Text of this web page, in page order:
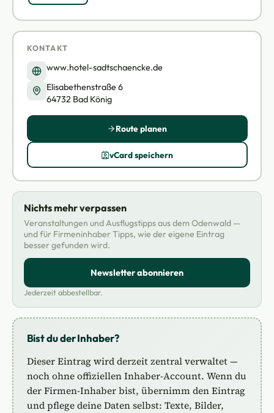
Bist du der Inhaber?
Dieser Eintrag wird derzeit zentral verwaltet —
noch ohne offiziellen Inhaber-Account. Wenn du
der Firmen-Inhaber bist, übernimm den Eintrag
und pflege deine Daten selbst: Texte, Bilder,
KONTAKT
www.hotel-sadtschaencke.de
Elisabethenstraße 6
64732 Bad König
Route planen
vCard speichern
Nichts mehr verpassen
Veranstaltungen und Ausflugstipps aus dem Odenwald —
und für Firmeninhaber Tipps, wie der eigene Eintrag
besser gefunden wird.
Newsletter abonnieren
Jederzeit abbestellbar.